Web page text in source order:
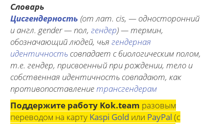
Словарь
Цисгендерность (от лат. cis, — односторонний
и англ. gender — пол, гендер) — термин,
обозначающий людей, чья гендерная
идентичностьсовпадает с биологическим полом,
т.е. гендер, присвоенный при рождении, тело и
собственная идентичность совпадают, как
противопоставлениетрансгендерам
Поддержите работу Kok.team разовым
переводом на карту Kaspi Gold или PayPal (с